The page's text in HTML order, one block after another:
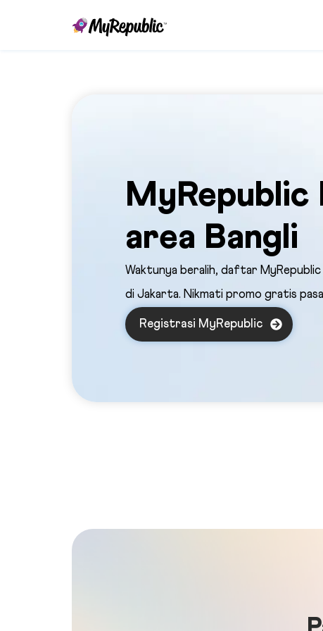
MyRepublic
area Bangli
Waktunya beralih, daftar
di Jakarta. Nikmati promo gratis
Registrasi MyRepublic